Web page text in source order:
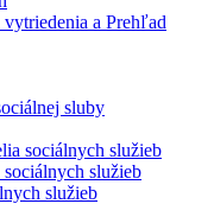
a Prehľad
sluby
sociálnych služieb
služieb
služieb